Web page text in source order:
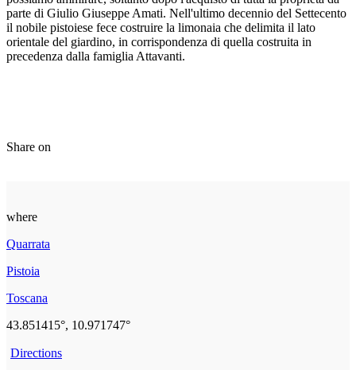
parte di Giulio Giuseppe Amati. Nell'ultimo decennio del Settecento
il nobile pistoiese fece costruire la limonaia che delimita il lato
orientale del giardino, in corrispondenza di quella costruita in
precedenza dalla famiglia Attavanti.
Share on
where
Quarrata
Pistoia
Toscana
43.851415°, 10.971747°
Directions